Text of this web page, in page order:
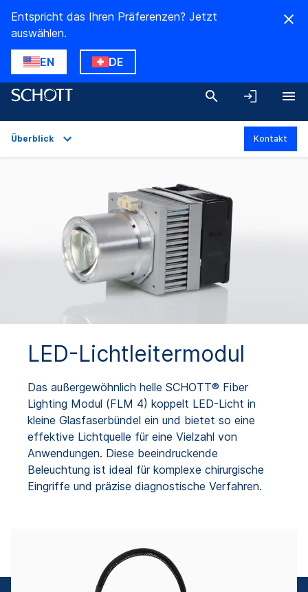
Entspricht das Ihren Präferenzen? Jetzt
auswählen.
EN DE
Technische Daten
Downloads
Überblick Kontakt
LED-Lichtleitermodul
Das außergewöhnlich helle SCHOTT® Fiber
Lighting Modul (FLM 4) koppelt LED-Licht in
kleine Glasfaserbündel ein und bietet so eine
effektive Lichtquelle für eine Vielzahl von
Anwendungen. Diese beeindruckende
Beleuchtung ist ideal für komplexe chirurgische
Eingriffe und präzise diagnostische Verfahren.